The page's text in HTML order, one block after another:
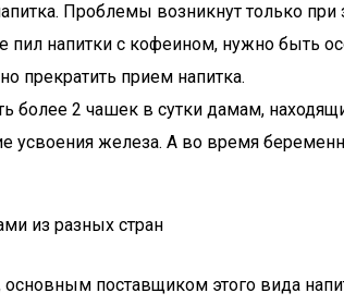
Проблемы возникнут только при
пил напитки с кофеином, нужно быть
прекратить прием напитка.
более 2 чашек в сутки дамам,
усвоения железа. А во время
из разных стран
поставщиком этого вида